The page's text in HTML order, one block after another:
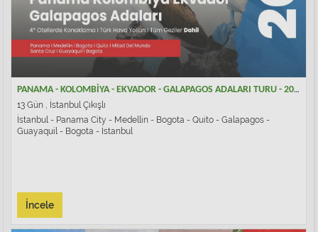
PANAMA - KOLOMBİYA - EKVADOR - GALAPAGOS ADALARI TURU - 2026
13 Gün , İstanbul Çıkışlı
İstanbul - Panama City - Medellin - Bogota - Quito - Galapagos -
Guayaquil - Bogota - İstanbul
İncele